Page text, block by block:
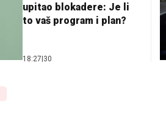
upitao blokadere: Je li
to vaš program i plan?
18:27 30